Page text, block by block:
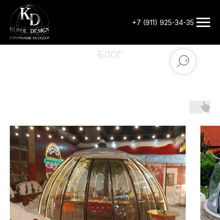
+7 (911) 925-34-35
БЛОГ